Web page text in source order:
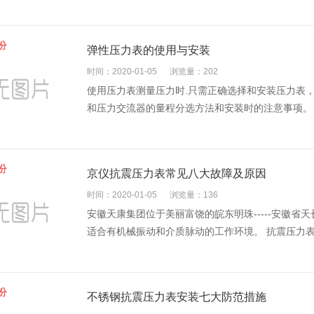
弹性压力表的使用与安装
时间：2020-01-05 浏览量：202
使用压力表测量压力时.只需正确选择和安装压力表
和压力交流器的量程分选方法和安装时的注意事项
京仪抗震压力表常见八大故障及原因
时间：2020-01-05 浏览量：136
安徽天康集团位于美丽富饶的皖东明珠-----安徽省
适合有机械振动和介质脉动的工作环境。 抗震压力
不锈钢抗震压力表安装七大防范措施